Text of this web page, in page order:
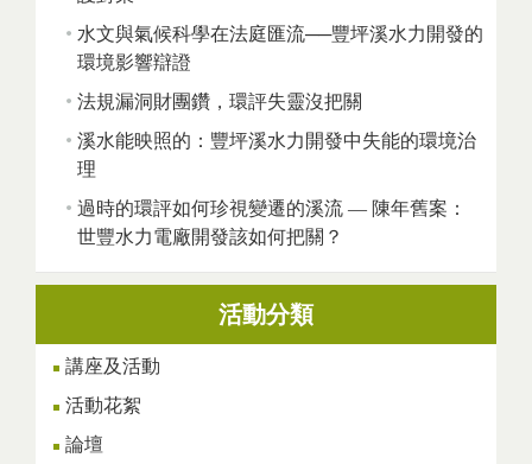
水文與氣候科學在法庭匯流──豐坪溪水力開發的
環境影響辯證
法規漏洞財團鑽，環評失靈沒把關
溪水能映照的：豐坪溪水力開發中失能的環境治
理
過時的環評如何珍視變遷的溪流 — 陳年舊案：
世豐水力電廠開發該如何把關？
活動分類
講座及活動
活動花絮
論壇